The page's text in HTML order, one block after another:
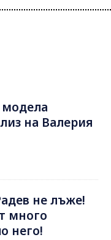
модела
на Валерия
не лъже!
много
него!